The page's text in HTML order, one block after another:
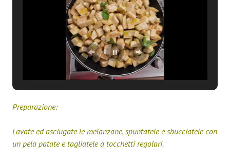
Preparazione:
Lavate ed asciugate le melanzane, spuntatele e sbucciatele con
un pela patate e tagliatele a tocchetti regolari.